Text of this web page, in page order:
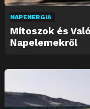
NAPENERGIA
Mítoszok és
Napelemekről